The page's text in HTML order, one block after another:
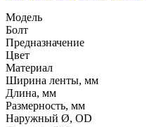
Модель
Болт
Предназначение
Цвет
Материал
Ширина ленты, мм
Длина, мм
Размерность, мм
Наружный Ø, OD